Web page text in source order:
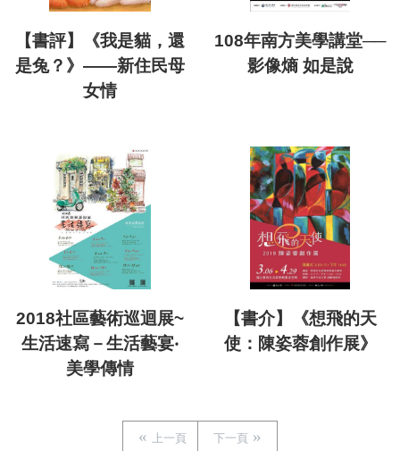
【書評】《我是貓，還
是兔？》——新住民母
女情
108年南方美學講堂──
影像熵 如是說
2018社區藝術巡迴展~
生活速寫－生活藝宴‧
美學傳情
【書介】《想飛的天
使：陳姿蓉創作展》
上一頁 下一頁